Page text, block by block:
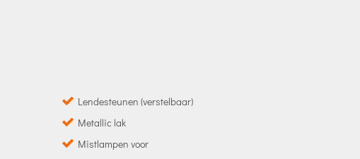
Lendesteunen (verstelbaar)
Metallic lak
Mistlampen voor